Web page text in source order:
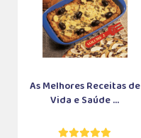
As Melhores Receitas de
Vida e Saúde ...